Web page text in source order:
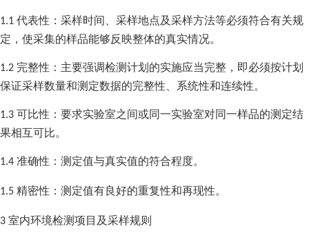
1.1 代表性：采样时间、采样地点及采样方法等必须符合有关规
定，使采集的样品能够反映整体的真实情况。
1.2 完整性：主要强调检测计划的实施应当完整，即必须按计划
保证采样数量和测定数据的完整性、系统性和连续性。
1.3 可比性：要求实验室之间或同一实验室对同一样品的测定结
果相互可比。
1.4 准确性：测定值与真实值的符合程度。
1.5 精密性：测定值有良好的重复性和再现性。
3 室内环境检测项目及采样规则